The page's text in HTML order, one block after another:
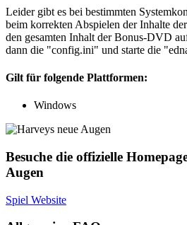
Leider gibt es bei bestimmten
beim korrekten Abspielen der Inhalte
den gesamten Inhalt der Bonus-DVD
dann die "config.ini" und starte die
Gilt für folgende Plattformen:
Windows
Besuche die offizielle
Augen
Spiel Website